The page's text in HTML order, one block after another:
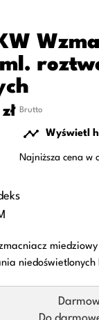
Brutto
 Wyświetl
Najniższa cena w
niedoświetlonych